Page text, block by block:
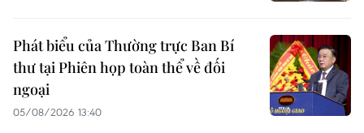
Phát biểu của Thường trực Ban Bí
thư tại Phiên họp toàn thể về đối
ngoại
05/08/2026 13:40